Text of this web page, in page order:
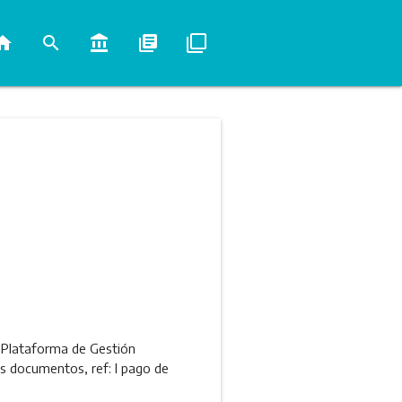
search account_balance library_books filter_none
de Gestión
documentos, ref: l pago de